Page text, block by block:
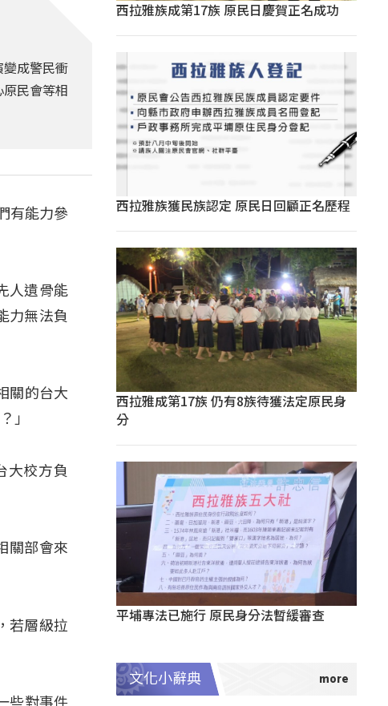
成警民衝
民會等相
有能力參
人遺骨能
力無法負
關的台大
」
大校方負
關部會來
若層級拉
些對事件
西拉雅族成第17族 原民日慶賀正名成功
西拉雅族獲民族認定 原民日回顧正名歷程
西拉雅成第17族 仍有8族待獲法定原民身
分
平埔專法已施行 原民身分法暫緩審查
文化小辭典